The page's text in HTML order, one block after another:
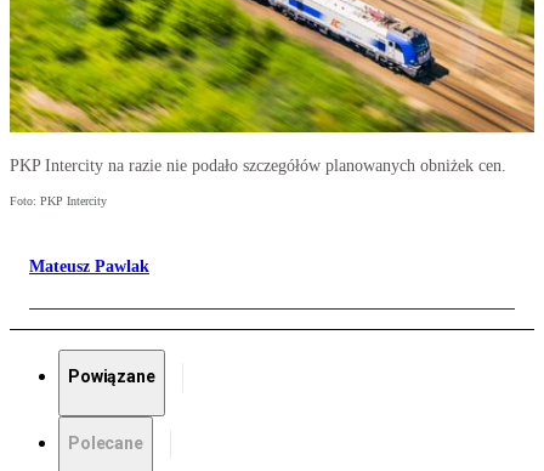
PKP Intercity na razie nie podało szczegółów planowanych obniżek cen.
Foto: PKP Intercity
Mateusz Pawlak
Powiązane
Polecane